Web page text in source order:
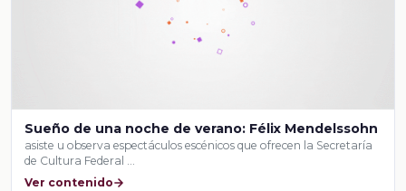
Sueño de una noche de verano: Félix Mendelssohn
asiste u observa espectáculos escénicos que ofrecen la Secretaría
de Cultura Federal …
Ver contenido